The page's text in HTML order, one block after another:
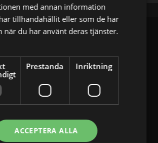
med annan information
tillhandahållit eller som de har
när du har använt deras tjänster.
Prestanda Inriktning
ACCEPTERA ALLA